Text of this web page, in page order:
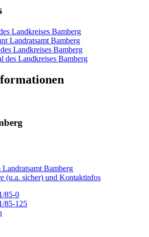
Landkreises Bamberg
Landratsamt Bamberg
Landkreises Bamberg
des Landkreises Bamberg
Landratsamt Bamberg
(u.a. sicher) und Kontaktinfos
85-0
85-125